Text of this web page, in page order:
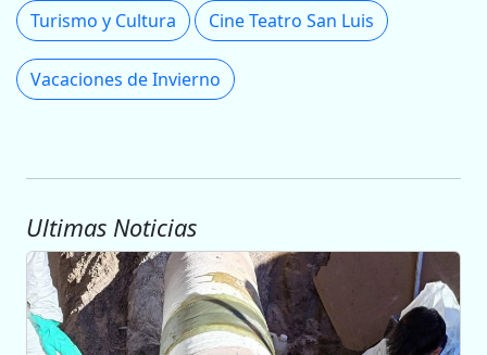
Turismo y Cultura Cine Teatro San Luis
Vacaciones de Invierno
Ultimas Noticias